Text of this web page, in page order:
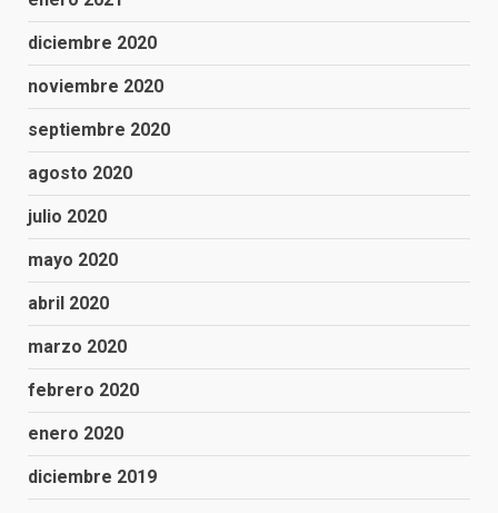
diciembre 2020
noviembre 2020
septiembre 2020
agosto 2020
julio 2020
mayo 2020
abril 2020
marzo 2020
febrero 2020
enero 2020
diciembre 2019